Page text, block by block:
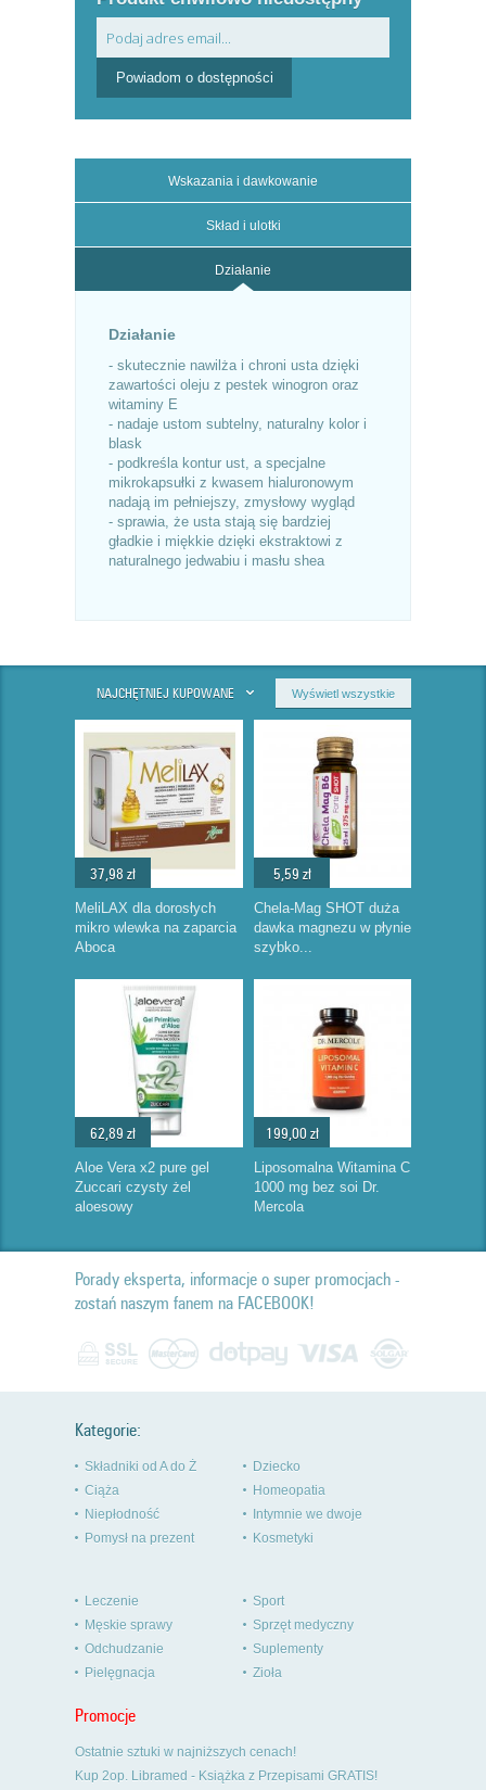
Powiadom o dostępności
Wskazania i dawkowanie
Skład i ulotki
Działanie
Działanie
- skutecznie nawilża i chroni usta dzięki
zawartości oleju z pestek winogron oraz
witaminy E
- nadaje ustom subtelny, naturalny kolor i
blask
- podkreśla kontur ust, a specjalne
mikrokapsułki z kwasem hialuronowym
nadają im pełniejszy, zmysłowy wygląd
- sprawia, że usta stają się bardziej
gładkie i miękkie dzięki ekstraktowi z
naturalnego jedwabiu i masłu shea
NAJCHĘTNIEJ KUPOWANE Wyświetl wszystkie
37,98 zł
MeliLAX dla dorosłych
mikro wlewka na zaparcia
Aboca
5,59 zł
Chela-Mag SHOT duża
dawka magnezu w płynie
szybko...
62,89 zł
Aloe Vera x2 pure gel
Zuccari czysty żel
aloesowy
199,00 zł
Liposomalna Witamina C
1000 mg bez soi Dr.
Mercola
Porady eksperta, informacje o super promocjach -
zostań naszym fanem na FACEBOOK!
Kategorie:
Składniki od A do Ż
Ciąża
Niepłodność
Pomysł na prezent
Dziecko
Homeopatia
Intymnie we dwoje
Kosmetyki
Leczenie
Męskie sprawy
Odchudzanie
Pielęgnacja
Sport
Sprzęt medyczny
Suplementy
Zioła
Promocje
Ostatnie sztuki w najniższych cenach!
Kup 2op. Libramed - Książka z Przepisami GRATIS!